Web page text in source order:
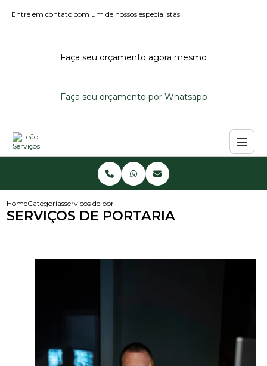
Entre em contato com um de nossos especialistas!
Faça seu orçamento agora mesmo
Faça seu orçamento por Whatsapp
HomeCategoriasservicos de portaria
SERVIÇOS DE PORTARIA